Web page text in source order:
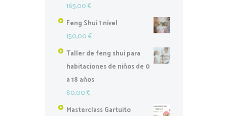
165,00€
Feng Shui 1 nivel
150,00€
Taller de feng shui para
habitaciones de niños de 0
a 18 años
80,00€
Masterclass Gartuito